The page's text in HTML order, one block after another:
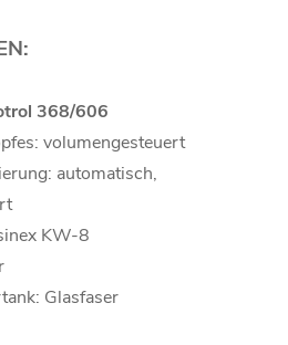
368/606
volumengesteuert
automatisch,
KW-8
Glasfaser